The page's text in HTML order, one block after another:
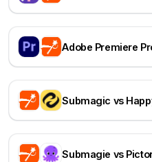
Adobe Premiere
Submagic vs
Submagie vs